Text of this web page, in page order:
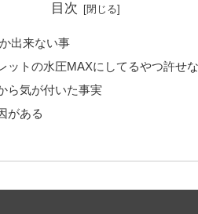
目次
出来ない事
ットの水圧MAXにしてるやつ許せ
ら気が付いた事実
がある